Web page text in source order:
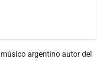
músico argentino autor del